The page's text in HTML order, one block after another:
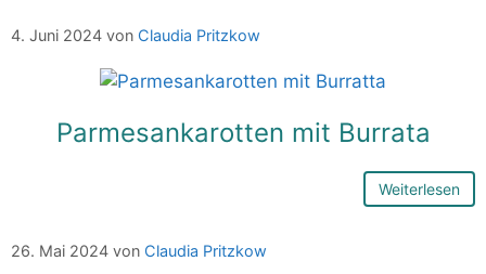
4. Juni 2024 von Claudia Pritzkow
Parmesankarotten mit Burrata
Weiterlesen
26. Mai 2024 von Claudia Pritzkow